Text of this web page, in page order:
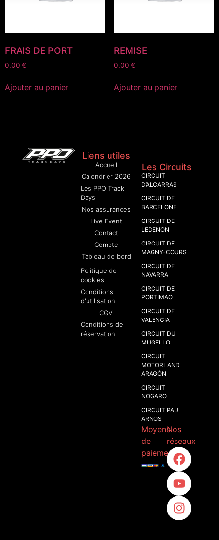
FRAIS DE PORT
0.00 €
Ajouter au panier
REMISE
0.00 €
Ajouter au panier
Liens utiles
Accueil
Calendrier 2026
Les PPO Track
Days
Nos assurances
Live Event
Contact
Compte
Tableau de bord
Politique de
cookies
Conditions
d'utilisation
CGV
Conditions de
réservation
Les Circuits
CIRCUIT
D’ALCARRAS
CIRCUIT DE
BARCELONE
CIRCUIT DE
LEDENON
CIRCUIT DE
MAGNY-COURS
CIRCUIT DE
NAVARRA
CIRCUIT DE
PORTIMAO
CIRCUIT DE
VALENCIA
CIRCUIT DU
MUGELLO
CIRCUIT
MOTORLAND
ARAGÓN​
CIRCUIT
NOGARO
CIRCUIT PAU
ARNOS
Moyens
de
paiement
Nos
réseaux